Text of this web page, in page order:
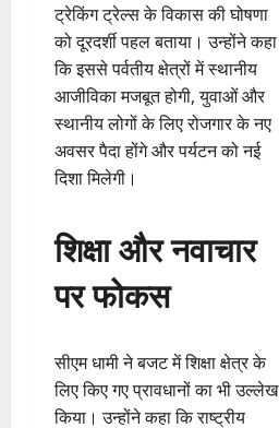
ट्रेकिंग ट्रेल्स के विकास की घोषणा
को दूरदर्शी पहल बताया। उन्होंने कहा
कि इससे पर्वतीय क्षेत्रों में स्थानीय
आजीविका मजबूत होगी, युवाओं और
स्थानीय लोगों के लिए रोजगार के नए
अवसर पैदा होंगे और पर्यटन को नई
दिशा मिलेगी।
शिक्षा और नवाचार
पर फोकस
सीएम धामी ने बजट में शिक्षा क्षेत्र के
लिए किए गए प्रावधानों का भी उल्लेख
किया। उन्होंने कहा कि राष्ट्रीय